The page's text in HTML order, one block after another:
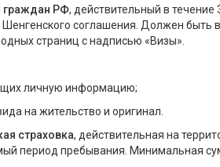
граждан РФ, действительный в
соглашения. Должен быть
страниц с надписью «Визы».
личную информацию;
на жительство и оригинал.
страховка, действительная на
период пребывания. Минимальная